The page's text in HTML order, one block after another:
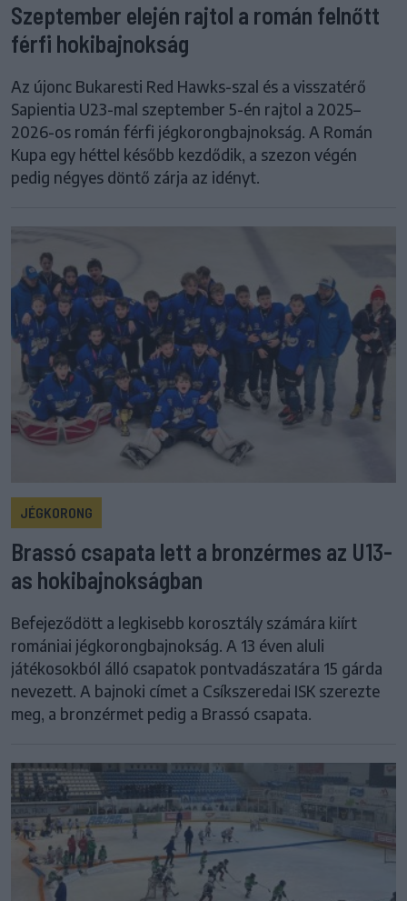
Szeptember elején rajtol a román felnőtt
férfi hokibajnokság
Az újonc Bukaresti Red Hawks-szal és a visszatérő
Sapientia U23-mal szeptember 5-én rajtol a 2025–
2026-os román férfi jégkorongbajnokság. A Román
Kupa egy héttel később kezdődik, a szezon végén
pedig négyes döntő zárja az idényt.
JÉGKORONG
Brassó csapata lett a bronzérmes az U13-
as hokibajnokságban
Befejeződött a legkisebb korosztály számára kiírt
romániai jégkorongbajnokság. A 13 éven aluli
játékosokból álló csapatok pontvadászatára 15 gárda
nevezett. A bajnoki címet a Csíkszeredai ISK szerezte
meg, a bronzérmet pedig a Brassó csapata.